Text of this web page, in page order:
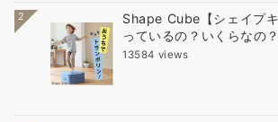
2
Shape Cube【シェイプ
っているの？いくらなの
13584 views